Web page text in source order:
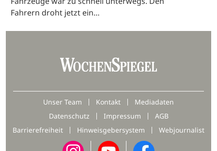
Fahrern droht jetzt ein…
Unser Team Kontakt
Mediadaten
Datenschutz
Impressum
AGB
Barrierefreiheit
Hinweisgebersystem Webjournalist